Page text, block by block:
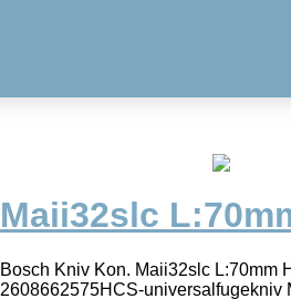
Maii32slc
Bosch Kniv Kon. Maii32slc L:70mm
2608662575HCS-universalfugekniv